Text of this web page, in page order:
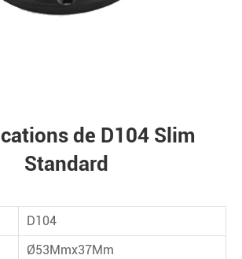
de D104 Slim
Standard
D104
Ø53 Mmx37Mm